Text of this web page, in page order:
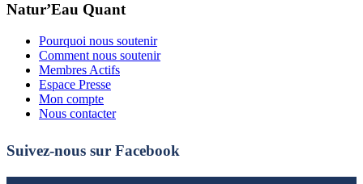
Natur’Eau Quant
Pourquoi nous soutenir
Comment nous soutenir
Membres Actifs
Espace Presse
Mon compte
Nous contacter
Suivez-nous sur Facebook